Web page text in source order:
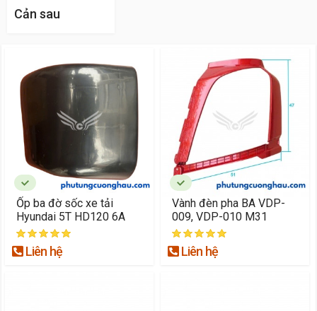
Cản sau
Ốp ba đờ sốc xe tải
Hyundai 5T HD120 6A
Liên hệ
Vành đèn pha BA VDP-
009, VDP-010 M31
Liên hệ